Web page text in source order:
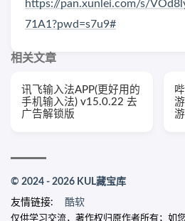
https://pan.xunlei.com/s/
71A1?pwd=s7u9#
相关文章
讯飞输入法APP(更好用的
手机输入法) v15.0.22 去
广告解锁版
© 2024 - 2026 KUL藏宝库
友情链接: 酷软
仅供学习交流，著作权归原作者所有；如